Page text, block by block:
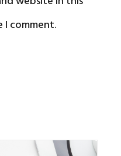
comment.